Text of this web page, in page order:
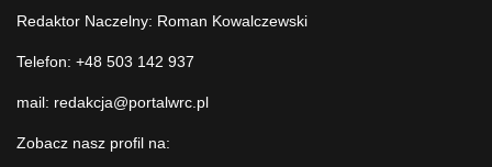
Redaktor Naczelny: Roman Kowalczewski
Telefon: +48 503 142 937
mail: redakcja@portalwrc.pl
Zobacz nasz profil na: